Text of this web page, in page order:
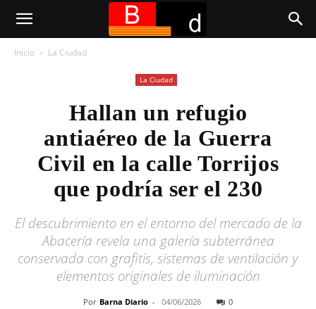
Inicio La Ciudad
La Ciudad
Hallan un refugio
antiaéreo de la Guerra
Civil en la calle Torrijos
que podría ser el 230
El descubrimiento en el entorno del mercado de la
Abacería revela una galería subterránea
conservada con grafitis, sistemas de ventilación y
elementos originales de iluminación
Por Barna Diario - 04/06/2026 0